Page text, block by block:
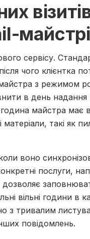
сервісу.
чого клієнтка
з режимом
в день надання
майстра має
такі як
воно
послуги,
дозволяє
вільні години в
з тривалим
повідомлень.